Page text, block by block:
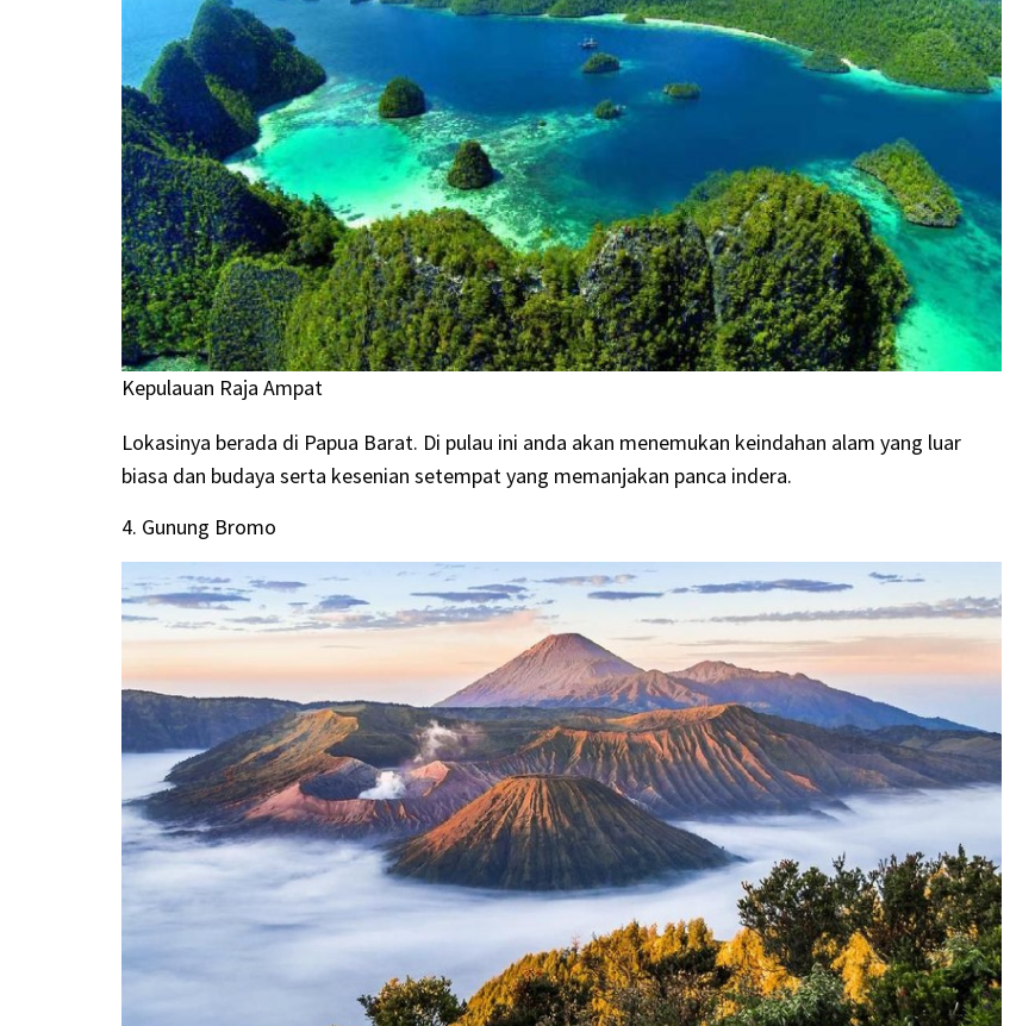
Kepulauan Raja Ampat
Lokasinya berada di Papua Barat. Di pulau ini anda akan menemukan keindahan alam yang luar
biasa dan budaya serta kesenian setempat yang memanjakan panca indera.
4. Gunung Bromo